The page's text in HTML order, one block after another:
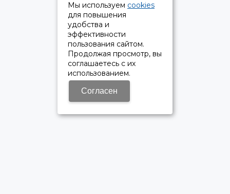
Мы используем cookies
для повышения
удобства и
эффективности
пользования сайтом.
Продолжая просмотр, вы
соглашаетесь с их
использованием.
Согласен